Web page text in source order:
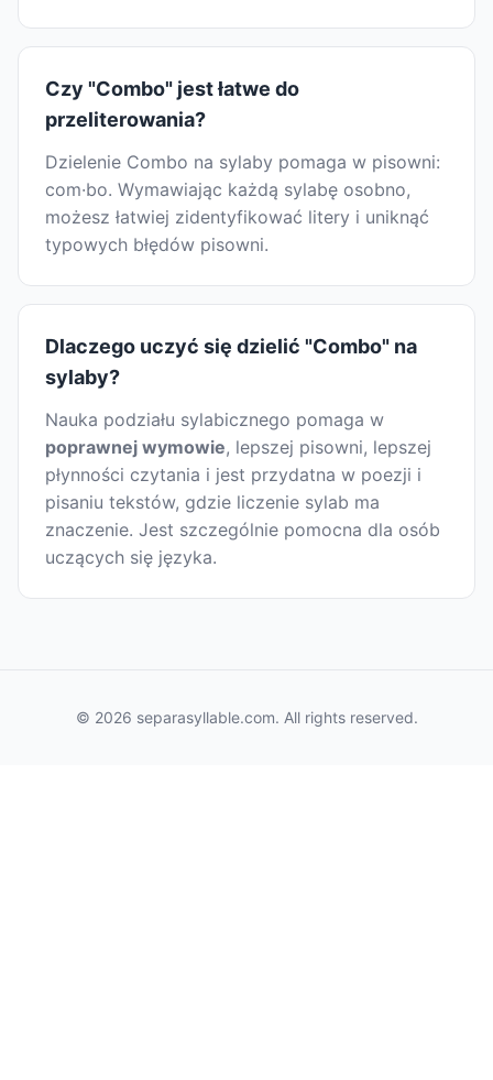
Czy "Combo" jest łatwe do
przeliterowania?
Dzielenie Combo na sylaby pomaga w pisowni:
com·bo. Wymawiając każdą sylabę osobno,
możesz łatwiej zidentyfikować litery i uniknąć
typowych błędów pisowni.
Dlaczego uczyć się dzielić "Combo" na
sylaby?
Nauka podziału sylabicznego pomaga w
poprawnej wymowie, lepszej pisowni, lepszej
płynności czytania i jest przydatna w poezji i
pisaniu tekstów, gdzie liczenie sylab ma
znaczenie. Jest szczególnie pomocna dla osób
uczących się języka.
© 2026 separasyllable.com. All rights reserved.